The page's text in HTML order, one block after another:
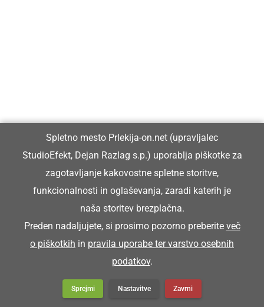
Spletno mesto Prlekija-on.net (upravljalec
StudioEfekt, Dejan Razlag s.p.) uporablja piškotke za
zagotavljanje kakovostne spletne storitve,
funkcionalnosti in oglaševanja, zaradi katerih je
naša storitev brezplačna.
Preden nadaljujete, si prosimo pozorno preberite več
o piškotkih in pravila uporabe ter varstvo osebnih
podatkov.
Sprejmi Nastavitve Zavrni